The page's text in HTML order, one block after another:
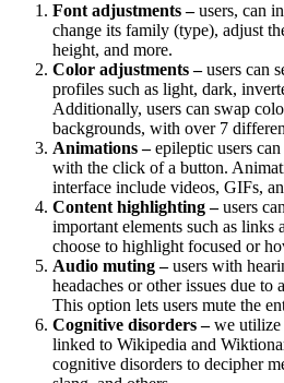
Font adjustments –users, can
change its family (type), adjust
height, and more.
Color adjustments –users can
profiles such as light, dark,
Additionally, users can swap
backgrounds, with over 7
Animations –epileptic users
with the click of a button.
interface include videos, GIFs,
Content highlighting –users
important elements such as links
choose to highlight focused or
Audio muting –users with
headaches or other issues due
This option lets users mute the
Cognitive disorders –we utilize
linked to Wikipedia and
cognitive disorders to decipher